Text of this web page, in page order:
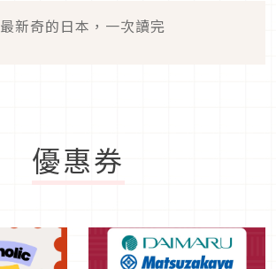
最新奇的日本，一次讀完
優惠券